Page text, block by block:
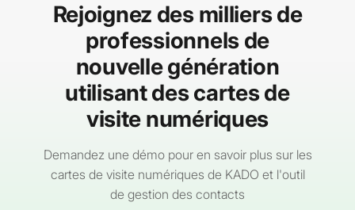
Rejoignez des milliers de
professionnels de
nouvelle génération
utilisant des cartes de
visite numériques
Demandez une démo pour en savoir plus sur les
cartes de visite numériques de KADO et l'outil
de gestion des contacts